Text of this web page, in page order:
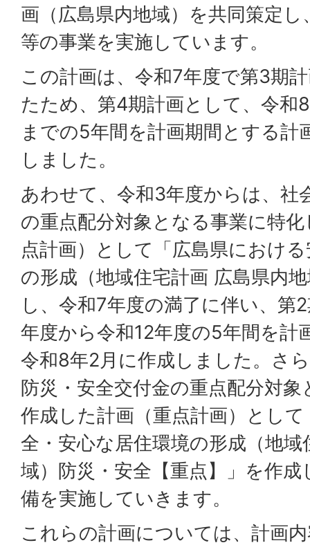
画（広島県内地域）を共同策定
等の事業を実施しています。
この計画は、令和7年度で第3期
たため、第4期計画として、令和
までの5年間を計画期間とする計
しました。
あわせて、令和3年度からは、社
の重点配分対象となる事業に特
点計画）として「広島県におけ
の形成（地域住宅計画 広島県内
し、令和7年度の満了に伴い、第
年度から令和12年度の5年間を計
令和8年2月に作成しました。さ
防災・安全交付金の重点配分対
作成した計画（重点計画）とし
全・安心な居住環境の形成（地
域）防災・安全【重点】」を作
備を実施していきます。
これらの計画については、計画